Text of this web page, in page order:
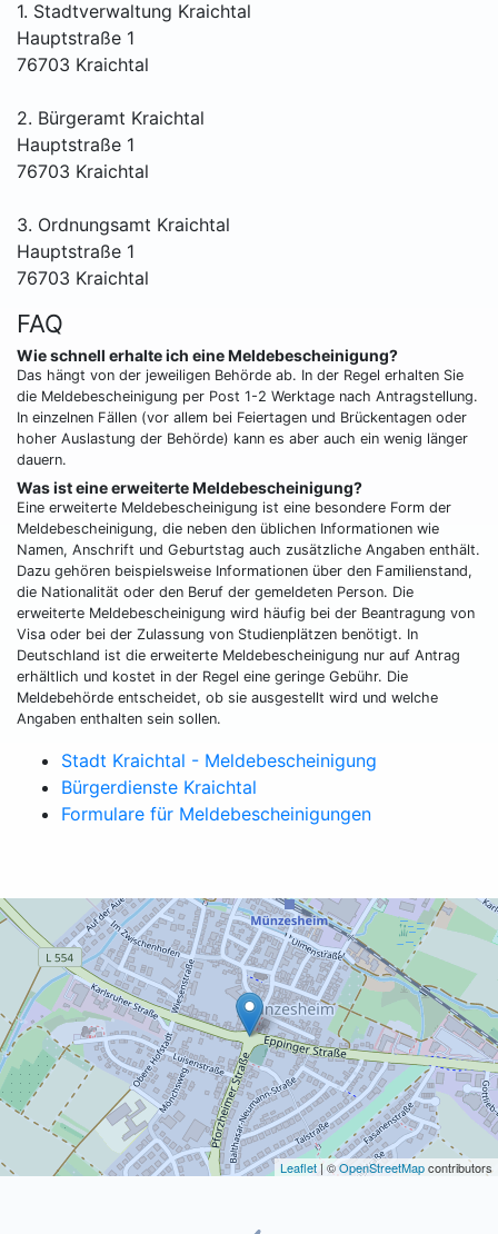
1. Stadtverwaltung Kraichtal
Hauptstraße 1
76703 Kraichtal
2. Bürgeramt Kraichtal
Hauptstraße 1
76703 Kraichtal
3. Ordnungsamt Kraichtal
Hauptstraße 1
76703 Kraichtal
FAQ
Wie schnell erhalte ich eine Meldebescheinigung?
Das hängt von der jeweiligen Behörde ab. In der Regel erhalten Sie
die Meldebescheinigung per Post 1-2 Werktage nach Antragstellung.
In einzelnen Fällen (vor allem bei Feiertagen und Brückentagen oder
hoher Auslastung der Behörde) kann es aber auch ein wenig länger
dauern.
Was ist eine erweiterte Meldebescheinigung?
Eine erweiterte Meldebescheinigung ist eine besondere Form der
Meldebescheinigung, die neben den üblichen Informationen wie
Namen, Anschrift und Geburtstag auch zusätzliche Angaben enthält.
Dazu gehören beispielsweise Informationen über den Familienstand,
die Nationalität oder den Beruf der gemeldeten Person. Die
erweiterte Meldebescheinigung wird häufig bei der Beantragung von
Visa oder bei der Zulassung von Studienplätzen benötigt. In
Deutschland ist die erweiterte Meldebescheinigung nur auf Antrag
erhältlich und kostet in der Regel eine geringe Gebühr. Die
Meldebehörde entscheidet, ob sie ausgestellt wird und welche
Angaben enthalten sein sollen.
Stadt Kraichtal - Meldebescheinigung
Bürgerdienste Kraichtal
Formulare für Meldebescheinigungen
Leaflet| ©OpenStreetMapcontributors